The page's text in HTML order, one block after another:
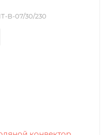
В-07/30/230